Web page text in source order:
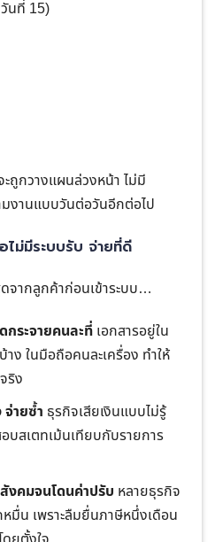
นที่ 15)
ถูกวางแผนล่วงหน้า ไม่มี
มงานแบบวันต่อวันอีกต่อไป
ไม่มีระบบรับ จ่ายที่ดี
ากลูกค้าก่อนเข้าระบบ…
กระจายคนละที่ เอกสารอยู่ใน
ง ในมือถือคนละเครื่อง ทำให้
ริง
ายซ้ำ ธุรกิจเสียเงินแบบไม่รู้
บสเตทเม้นเทียบกับรายการ
งคมจนโดนค่าปรับ หลายธุรกิจ
มื่น เพราะลืมยื่นภาษีหนึ่งเดือน